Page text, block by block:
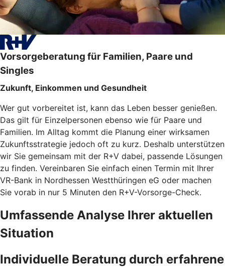
Vorsorgeberatung für Familien, Paare und
Singles
Zukunft, Einkommen und Gesundheit
Wer gut vorbereitet ist, kann das Leben besser genießen.
Das gilt für Einzelpersonen ebenso wie für Paare und
Familien. Im Alltag kommt die Planung einer wirksamen
Zukunftsstrategie jedoch oft zu kurz. Deshalb unterstützen
wir Sie gemeinsam mit der R+V dabei, passende Lösungen
zu finden. Vereinbaren Sie einfach einen Termin mit Ihrer
VR-Bank in Nordhessen Westthüringen eG oder machen
Sie vorab in nur 5 Minuten den R+V-Vorsorge-Check.
Umfassende Analyse Ihrer aktuellen
Situation
Individuelle Beratung durch erfahrene